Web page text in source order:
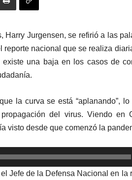
Harry Jurgensen, se refirió a las
reporte nacional que se realiza
una baja en los casos de
la curva se está “aplanando”,
del virus. Viendo en
visto desde que comenzó la
Jefe de la Defensa Nacional en la